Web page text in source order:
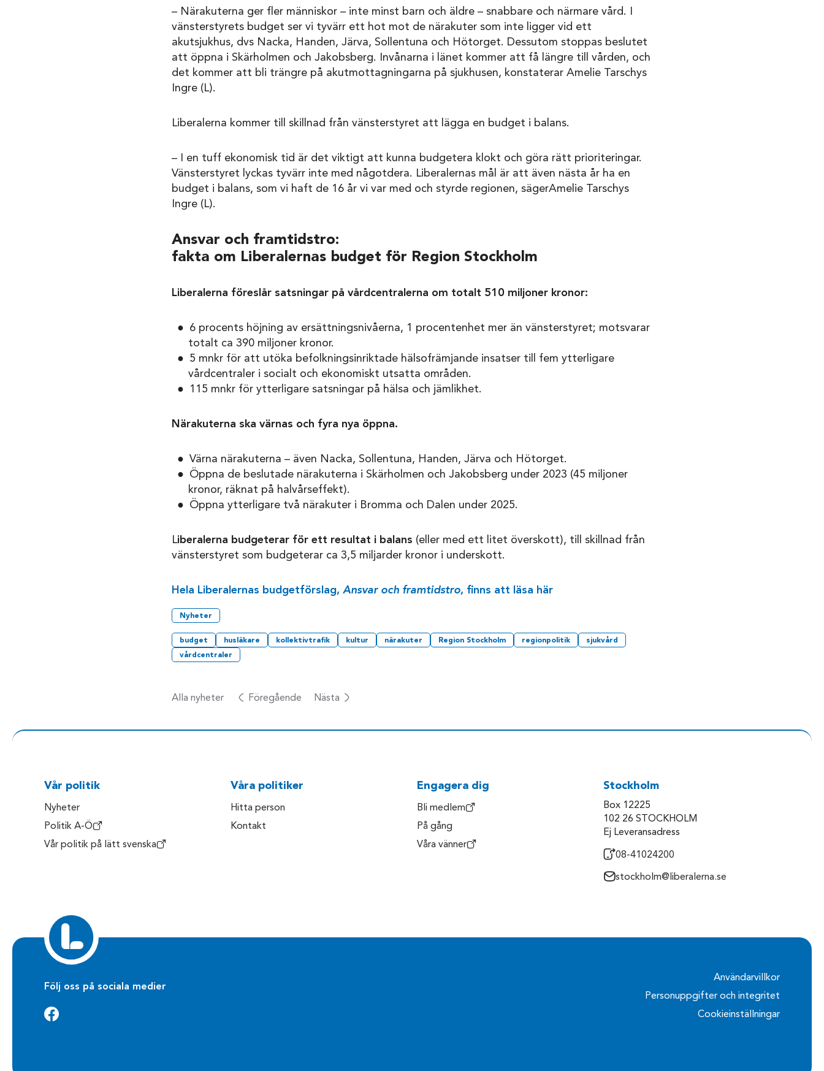
­­– Närakuterna ger fler människor – inte minst barn och äldre – snabbare och närmare vård. I
vänsterstyrets budget ser vi tyvärr ett hot mot de närakuter som inte ligger vid ett
akutsjukhus, dvs Nacka, Handen, Järva, Sollentuna och Hötorget. Dessutom stoppas beslutet
att öppna i Skärholmen och Jakobsberg. Invånarna i länet kommer att få längre till vården, och
det kommer att bli trängre på akutmottagningarna på sjukhusen, konstaterar Amelie Tarschys
Ingre (L).
Liberalerna kommer till skillnad från vänsterstyret att lägga en budget i balans.
– I en tuff ekonomisk tid är det viktigt att kunna budgetera klokt och göra rätt prioriteringar.
Vänsterstyret lyckas tyvärr inte med någotdera. Liberalernas mål är att även nästa år ha en
budget i balans, som vi haft de 16 år vi var med och styrde regionen, sägerAmelie Tarschys
Ingre (L).
Ansvar och framtidstro:
fakta om Liberalernas budget för Region Stockholm
Liberalerna föreslår satsningar på vårdcentralerna om totalt 510 miljoner kronor:
6 procents höjning av ersättningsnivåerna, 1 procentenhet mer än vänsterstyret; motsvarar
totalt ca 390 miljoner kronor.
5 mnkr för att utöka befolkningsinriktade hälsofrämjande insatser till fem ytterligare
vårdcentraler i socialt och ekonomiskt utsatta områden.
115 mnkr för ytterligare satsningar på hälsa och jämlikhet.
Närakuterna ska värnas och fyra nya öppna.
Värna närakuterna – även Nacka, Sollentuna, Handen, Järva och Hötorget.
Öppna de beslutade närakuterna i Skärholmen och Jakobsberg under 2023 (45 miljoner
kronor, räknat på halvårseffekt).
Öppna ytterligare två närakuter i Bromma och Dalen under 2025.
Liberalerna budgeterar för ett resultat i balans (eller med ett litet överskott), till skillnad från
vänsterstyret som budgeterar ca 3,5 miljarder kronor i underskott.
Hela Liberalernas budgetförslag, Ansvar och framtidstro, finns att läsa här
Nyheter
budget husläkare kollektivtrafik kultur närakuter Region Stockholm regionpolitik
sjukvård
vårdcentraler
Alla nyheter Föregående Nästa
Vår politik
Nyheter
Politik A-Ö
Vår politik på lätt svenska
Våra politiker
Hitta person
Kontakt
Engagera dig
Bli medlem
På gång
Våra vänner
Stockholm
Box 12225
102 26 STOCKHOLM
Ej Leveransadress
08-41024200
stockholm@liberalerna.se
Följ oss på sociala medier
Användarvillkor
Personuppgifter och integritet
Cookieinställningar